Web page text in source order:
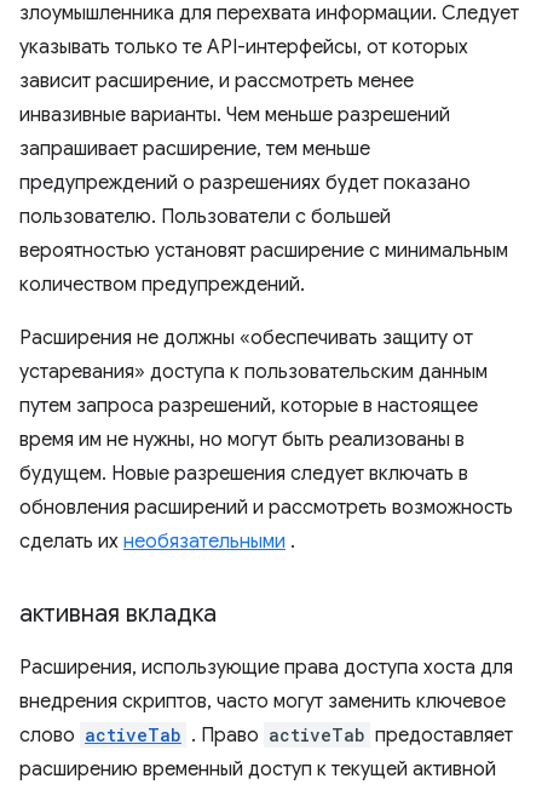
злоумышленника для перехвата информации. Следует
указывать только те API-интерфейсы, от которых
зависит расширение, и рассмотреть менее
инвазивные варианты. Чем меньше разрешений
запрашивает расширение, тем меньше
предупреждений о разрешениях будет показано
пользователю. Пользователи с большей
вероятностью установят расширение с минимальным
количеством предупреждений.
Расширения не должны «обеспечивать защиту от
устаревания» доступа к пользовательским данным
путем запроса разрешений, которые в настоящее
время им не нужны, но могут быть реализованы в
будущем. Новые разрешения следует включать в
обновления расширений и рассмотреть возможность
сделать их необязательными .
активная вкладка
Расширения, использующие права доступа хоста для
внедрения скриптов, часто могут заменить ключевое
слово activeTab . Право activeTab предоставляет
расширению временный доступ к текущей активной